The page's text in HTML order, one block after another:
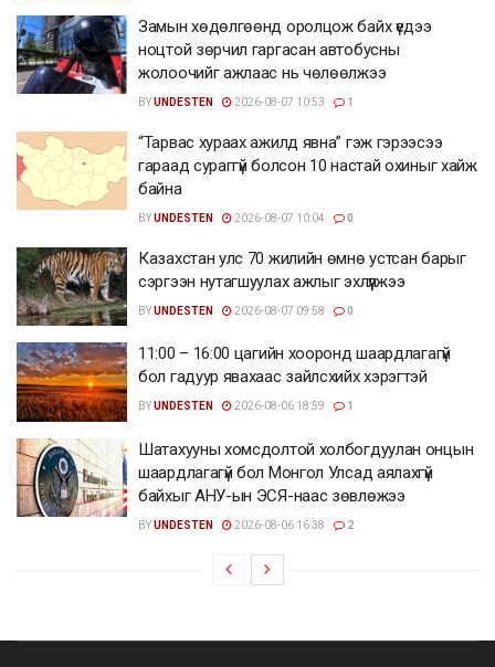
Замын хөдөлгөөнд оролцож байх үедээ
ноцтой зөрчил гаргасан автобусны
жолоочийг ажлаас нь чөлөөлжээ
BYUNDESTEN 2026-08-07 10:53 1
“Тарвас хураах ажилд явна” гэж гэрээсээ
гараад сураггүй болсон 10 настай охиныг хайж
байна
BYUNDESTEN 2026-08-07 10:04 0
Казахстан улс 70 жилийн өмнө устсан барыг
сэргээн нутагшуулах ажлыг эхлүүлжээ
BYUNDESTEN 2026-08-07 09:58 0
11:00 – 16:00 цагийн хооронд шаардлагагүй
бол гадуур явахаас зайлсхийх хэрэгтэй
BYUNDESTEN 2026-08-06 18:59 1
Шатахууны хомсдолтой холбогдуулан онцын
шаардлагагүй бол Монгол Улсад аялахгүй
байхыг АНУ-ын ЭСЯ-наас зөвлөжээ
BYUNDESTEN 2026-08-06 16:38 2